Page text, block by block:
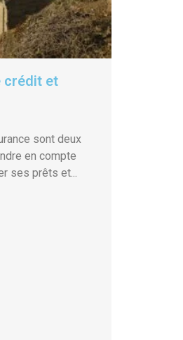
crédit et
sont deux
en compte
ses prêts et...